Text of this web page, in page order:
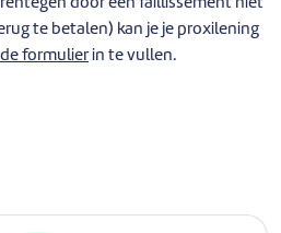
door een faillissement niet
te betalen) kan je je proxilening
formulierin te vullen.